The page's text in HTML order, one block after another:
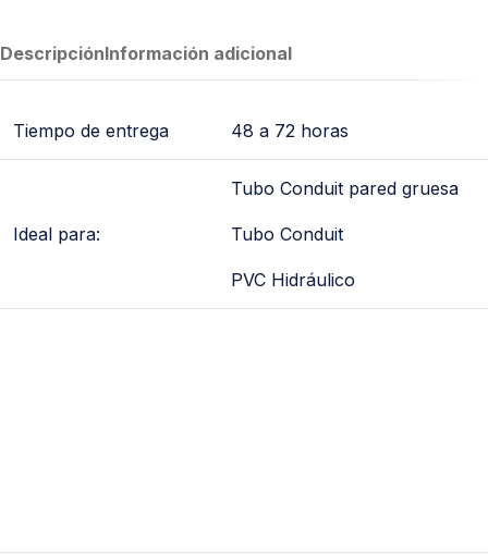
DescripciónInformación adicional
Tiempo de entrega 48 a 72 horas
Ideal para:
Tubo Conduit pared gruesa
Tubo Conduit
PVC Hidráulico